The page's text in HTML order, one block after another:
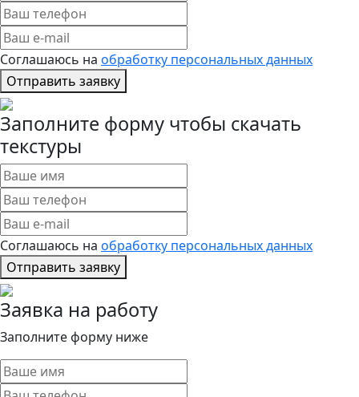
Соглашаюсь на обработку персональных данных
Отправить заявку
Заполните форму чтобы скачать
текстуры
Соглашаюсь на обработку персональных данных
Отправить заявку
Заявка на работу
Заполните форму ниже